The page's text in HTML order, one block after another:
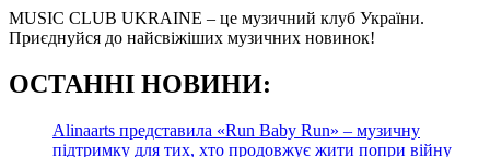
MUSIC CLUB UKRAINE – це музичний клуб України.
Приєднуйся до найсвіжіших музичних новинок!
ОСТАННІ НОВИНИ:
Alinaarts представила «Run Baby Run» – музичну
підтримку для тих, хто продовжує жити попри війну